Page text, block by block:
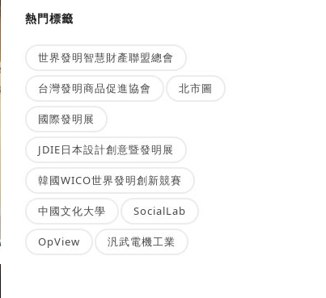
熱門標籤
世界發明智慧財產聯盟總會
台灣發明商品促進協會 北市圖
國際發明展
JDIE日本設計創意暨發明展
韓國WICO世界發明創新競賽
中國文化大學 SocialLab
OpView 汎武電機工業